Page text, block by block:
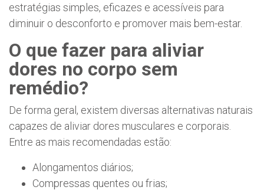
estratégias simples, eficazes e acessíveis para
diminuir o desconforto e promover mais bem-estar.
O que fazer para aliviar
dores no corpo sem
remédio?
De forma geral, existem diversas alternativas naturais
capazes de aliviar dores musculares e corporais.
Entre as mais recomendadas estão:
Alongamentos diários;
Compressas quentes ou frias;